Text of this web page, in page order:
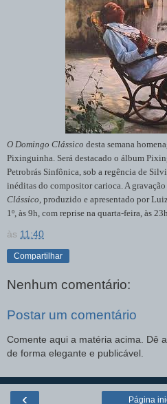
O Domingo Clássico desta semana
Pixinguinha. Será destacado o álbum
Petrobrás Sinfônica, sob a regência de
inéditas do compositor carioca. A
Clássico , produzido e apresentado por
1º, às 9h, com reprise na quarta-feira, às 23h.
às 11:40
Compartilhar
Nenhum comentário:
Postar um comentário
Comente aqui a matéria acima. Dê
de forma elegante e publicável.
‹ Página